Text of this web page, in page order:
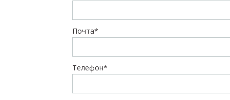
Почта*
Телефон*